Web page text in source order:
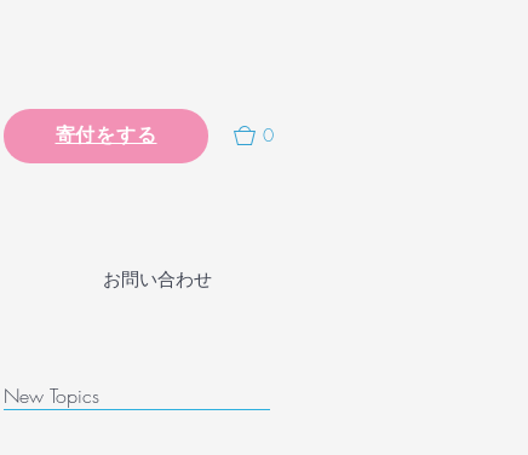
寄付をする 0
お問い合わせ
New Topics